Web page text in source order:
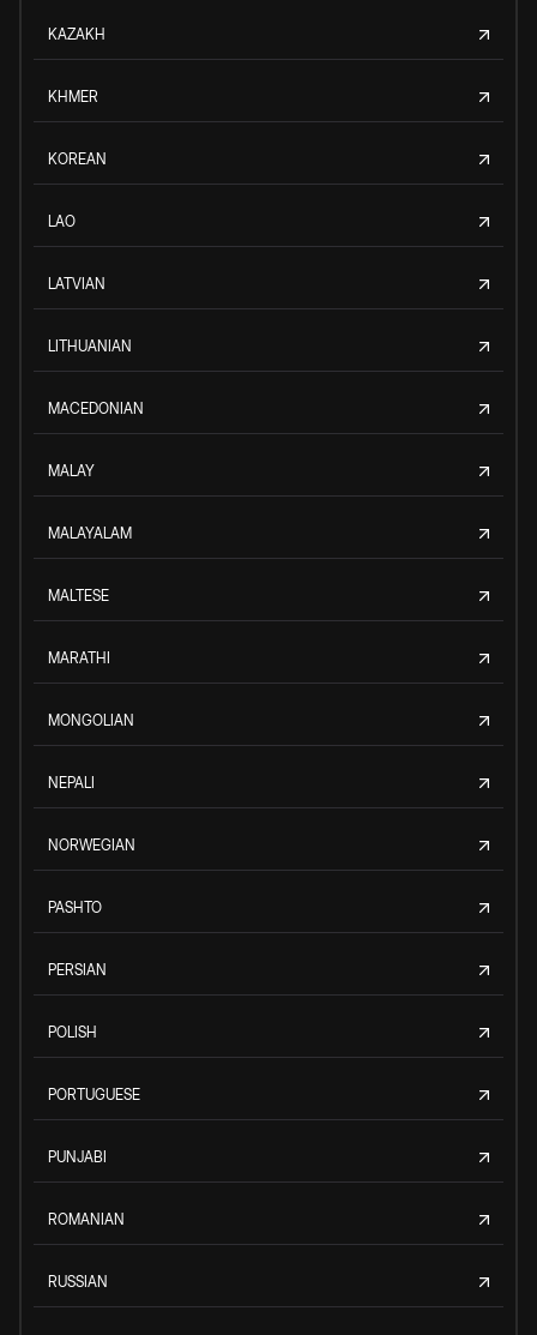
KAZAKH
KHMER
KOREAN
LAO
LATVIAN
LITHUANIAN
MACEDONIAN
MALAY
MALAYALAM
MALTESE
MARATHI
MONGOLIAN
NEPALI
NORWEGIAN
PASHTO
PERSIAN
POLISH
PORTUGUESE
PUNJABI
ROMANIAN
RUSSIAN